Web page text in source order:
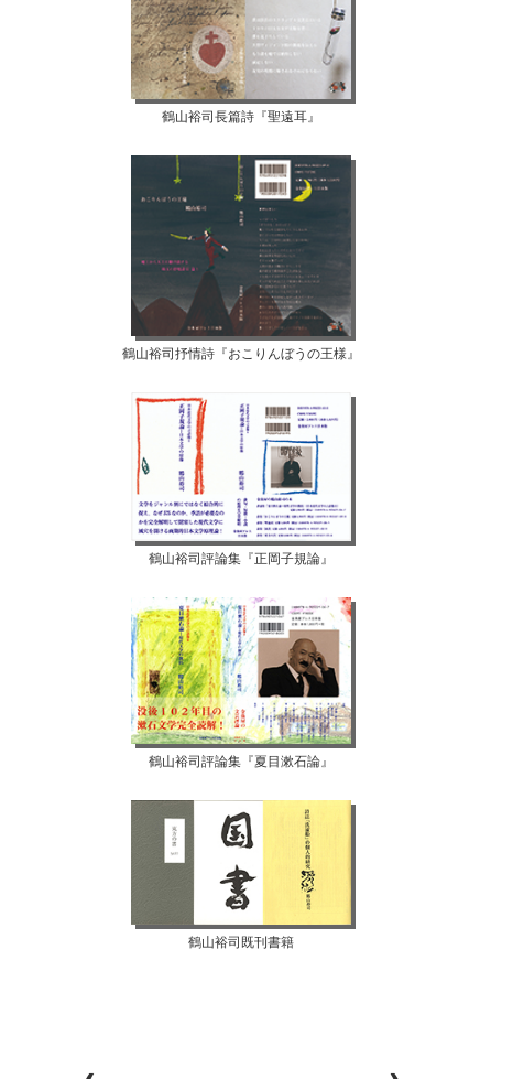
鶴山裕司長篇詩『聖遠耳』
鶴山裕司抒情詩『おこりんぼうの王様』
鶴山裕司評論集『正岡子規論』
鶴山裕司評論集『夏目漱石論』
鶴山裕司既刊書籍